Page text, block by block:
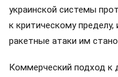
украинской системы
к критическому
ракетные атаки им
Коммерческий подход